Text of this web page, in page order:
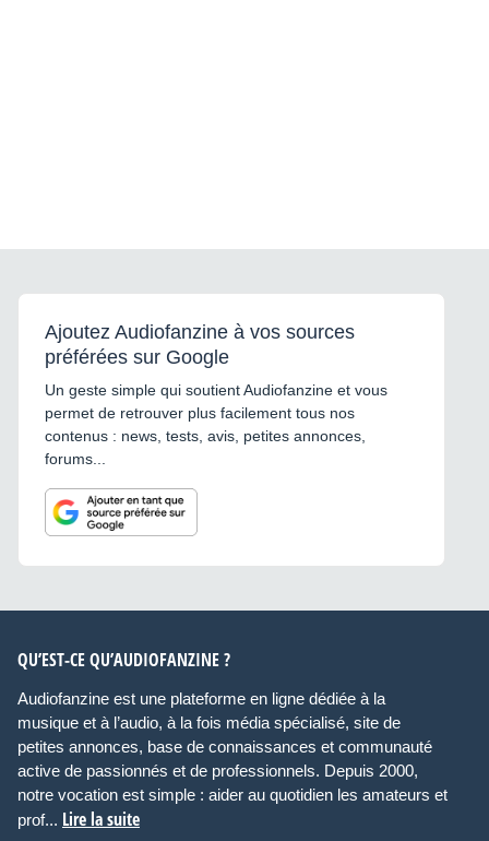
Ajoutez Audiofanzine à vos sources
préférées sur Google
Un geste simple qui soutient Audiofanzine et vous
permet de retrouver plus facilement tous nos
contenus : news, tests, avis, petites annonces,
forums...
QU’EST-CE QU’AUDIOFANZINE ?
Audiofanzine est une plateforme en ligne dédiée à la
musique et à l’audio, à la fois média spécialisé, site de
petites annonces, base de connaissances et communauté
active de passionnés et de professionnels. Depuis 2000,
notre vocation est simple : aider au quotidien les amateurs et
prof... Lire la suite